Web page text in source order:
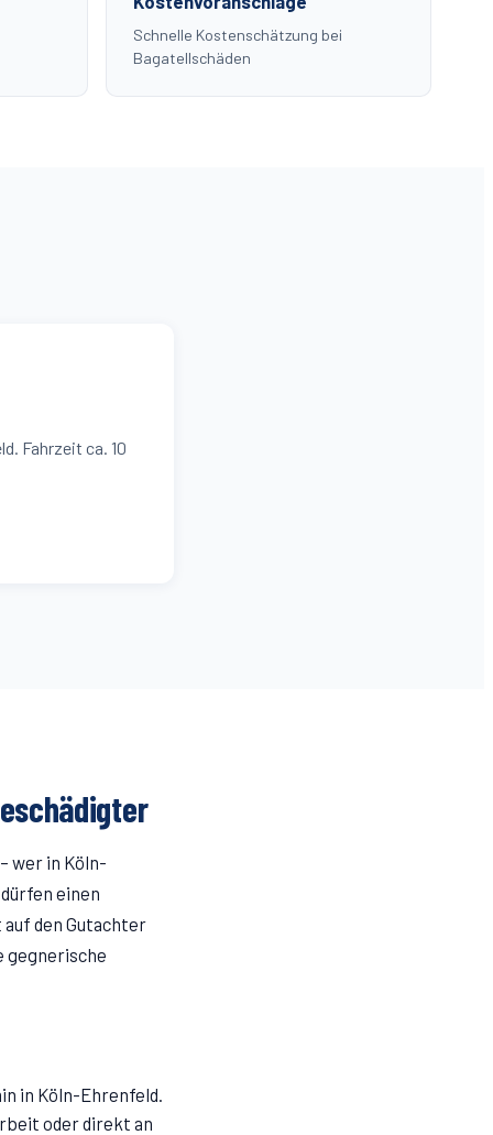
Schnelle Kostenschätzung bei
Bagatellschäden
Fahrzeit ca. 10
– wer in Köln-
einen
den Gutachter
gegnerische
in Köln-Ehrenfeld.
oder direkt an